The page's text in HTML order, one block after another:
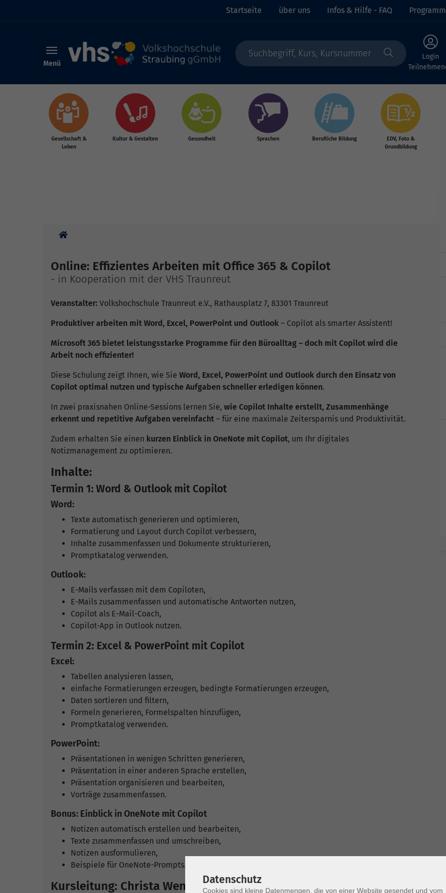
Startseite über uns Infos & Hilfe - FAQ Programm
Menü
Login
Gesellschaft &
Leben
Kultur & Gestalten Gesundheit Sprachen Berufliche Bildung
EDV, Foto &
Grundbildung
Online: Effizientes Arbeiten mit Office 365 & Copilot
- in Kooperation mit der VHS Traunreut
Veranstalter: Volkshochschule Traunreut e.V., Rathausplatz 7, 83301 Traunreut
Produktiver arbeiten mit Word, Excel, PowerPoint und Outlook – Copilot als smarter Assistent!
Microsoft 365 bietet leistungsstarke Programme für den Büroalltag – doch mit Copilot wird die
Arbeit noch effizienter!
Diese Schulung zeigt Ihnen, wie Sie Word, Excel, PowerPoint und Outlook durch den Einsatz von
Copilot optimal nutzen und typische Aufgaben schneller erledigen können.
In zwei praxisnahen Online-Sessions lernen Sie, wie Copilot Inhalte erstellt, Zusammenhänge
erkennt und repetitive Aufgaben vereinfacht – für eine maximale Zeitersparnis und Produktivität.
Zudem erhalten Sie einen kurzen Einblick in OneNote mit Copilot, um Ihr digitales
Notizmanagement zu optimieren.
Inhalte:
Termin 1: Word & Outlook mit Copilot
Word:
Texte automatisch generieren und optimieren,
Formatierung und Layout durch Copilot verbessern,
Inhalte zusammenfassen und Dokumente strukturieren,
Promptkatalog verwenden.
Outlook:
E-Mails verfassen mit dem Copiloten,
E-Mails zusammenfassen und automatische Antworten nutzen,
Copilot als E-Mail-Coach,
Copilot-App in Outlook nutzen.
Termin 2: Excel & PowerPoint mit Copilot
Excel:
Tabellen analysieren lassen,
einfache Formatierungen erzeugen, bedingte Formatierungen erzeugen,
Daten sortieren und filtern,
Formeln generieren, Formelspalten hinzufügen,
Promptkatalog verwenden.
PowerPoint:
Präsentationen in wenigen Schritten generieren,
Präsentation in einer anderen Sprache erstellen,
Präsentation organisieren und bearbeiten,
Vorträge zusammenfassen.
Bonus: Einblick in OneNote mit Copilot
Notizen automatisch erstellen und bearbeiten,
Texte zusammenfassen und umschreiben,
Notizen ausformulieren,
Beispiele für OneNote-Prompts.
Kursleitung: Christa Weny
Datenschutz
Cookies sind kleine Datenmengen, die von einer Website gesendet und vom